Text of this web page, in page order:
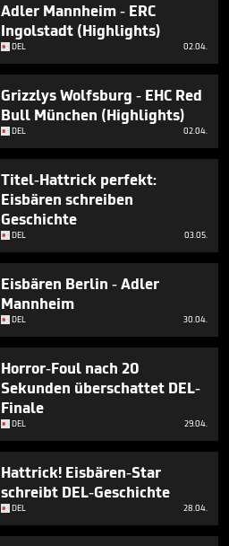
Adler Mannheim - ERC
Ingolstadt (Highlights)
DEL 02.04.
Grizzlys Wolfsburg - EHC Red
Bull München (Highlights)
DEL 02.04.
Titel-Hattrick perfekt:
Eisbären schreiben
Geschichte
DEL 03.05.
Eisbären Berlin - Adler
Mannheim
DEL 30.04.
Horror-Foul nach 20
Sekunden überschattet DEL-
Finale
DEL 29.04.
Hattrick! Eisbären-Star
schreibt DEL-Geschichte
DEL 28.04.